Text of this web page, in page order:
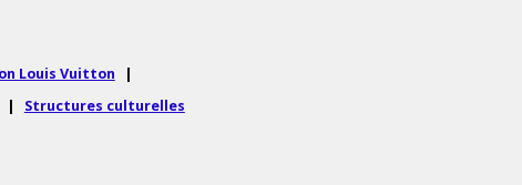
Louis Vuitton
|
|
Structures culturelles